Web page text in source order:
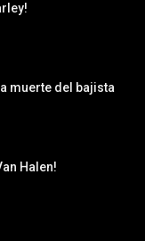
muerte del bajista
Halen!